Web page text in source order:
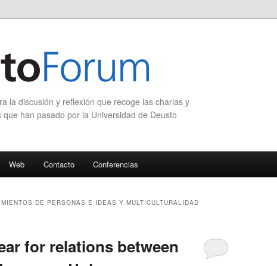
la discusión y reflexión que recoge las charlas y
han pasado por la Universidad de Deusto
Web Contacto Conferencias
DE PERSONAS E IDEAS Y MULTICULTURALIDAD
for relations between